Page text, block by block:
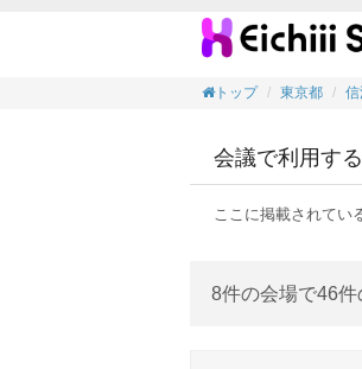
トップ 東京都
会議で利用す
ここに掲載されてい
8件の会場で46